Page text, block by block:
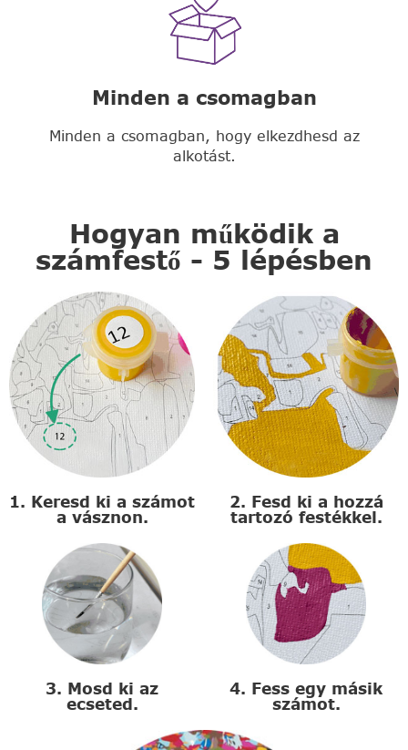
Minden a csomagban
Minden a csomagban, hogy elkezdhesd az
alkotást.
Hogyan működik a
számfestő - 5 lépésben
1. Keresd ki a számot
a vásznon.
2. Fesd ki a hozzá
tartozó festékkel.
3. Mosd ki az
ecseted.
4. Fess egy másik
számot.